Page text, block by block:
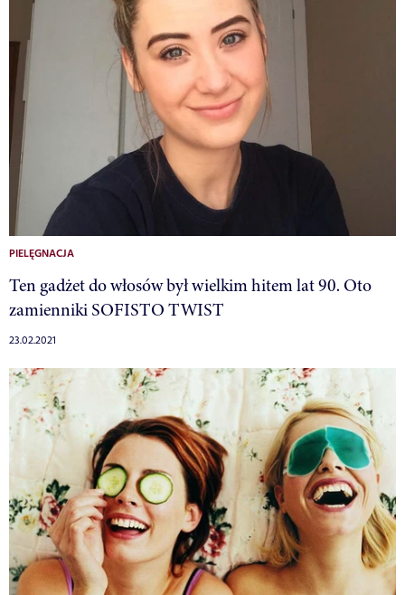
PIELĘGNACJA
Ten gadżet do włosów był wielkim hitem lat 90. Oto
zamienniki SOFISTO TWIST
23.02.2021